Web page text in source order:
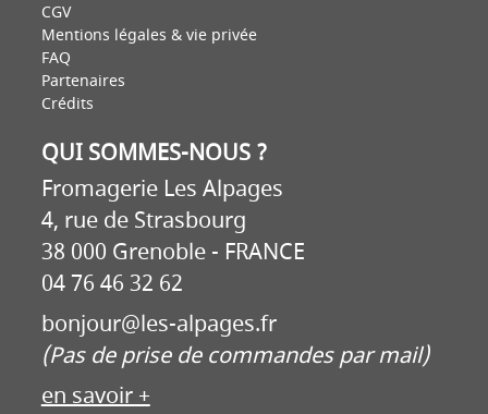
CGV
Mentions légales & vie privée
FAQ
Partenaires
Crédits
QUI SOMMES-NOUS ?
Fromagerie Les Alpages
4, rue de Strasbourg
38 000 Grenoble - FRANCE
04 76 46 32 62
bonjour@les-alpages.fr
(Pas de prise de commandes par mail)
en savoir +